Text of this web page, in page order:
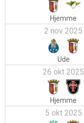
Hjemme
2 nov 2025
Ude
26 okt 2025
Hjemme
5 okt 2025